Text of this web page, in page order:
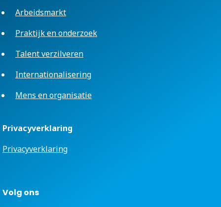
Arbeidsmarkt
Praktijk en onderzoek
Talent verzilveren
Internationalisering
Mens en organisatie
Privacyverklaring
Privacyverklaring
Volg ons